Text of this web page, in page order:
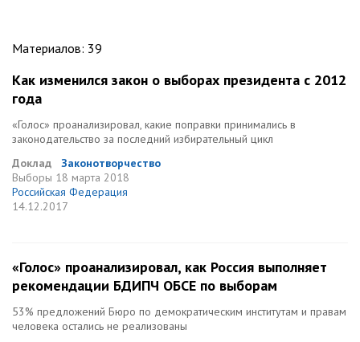
Материалов: 39
Как изменился закон о выборах президента с 2012
года
«Голос» проанализировал, какие поправки принимались в
законодательство за последний избирательный цикл
Доклад
Законотворчество
Выборы 18 марта 2018
Российская Федерация
14.12.2017
«Голос» проанализировал, как Россия выполняет
рекомендации БДИПЧ ОБСЕ по выборам
53% предложений Бюро по демократическим институтам и правам
человека остались не реализованы